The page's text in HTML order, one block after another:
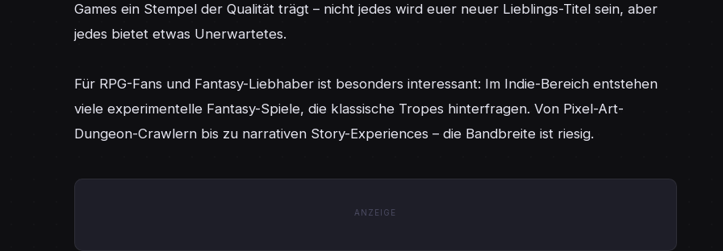
Games ein Stempel der Qualität trägt – nicht jedes wird euer neuer Lieblings-Titel sein, aber
jedes bietet etwas Unerwartetes.
Für RPG-Fans und Fantasy-Liebhaber ist besonders interessant: Im Indie-Bereich entstehen
viele experimentelle Fantasy-Spiele, die klassische Tropes hinterfragen. Von Pixel-Art-
Dungeon-Crawlern bis zu narrativen Story-Experiences – die Bandbreite ist riesig.
ANZEIGE